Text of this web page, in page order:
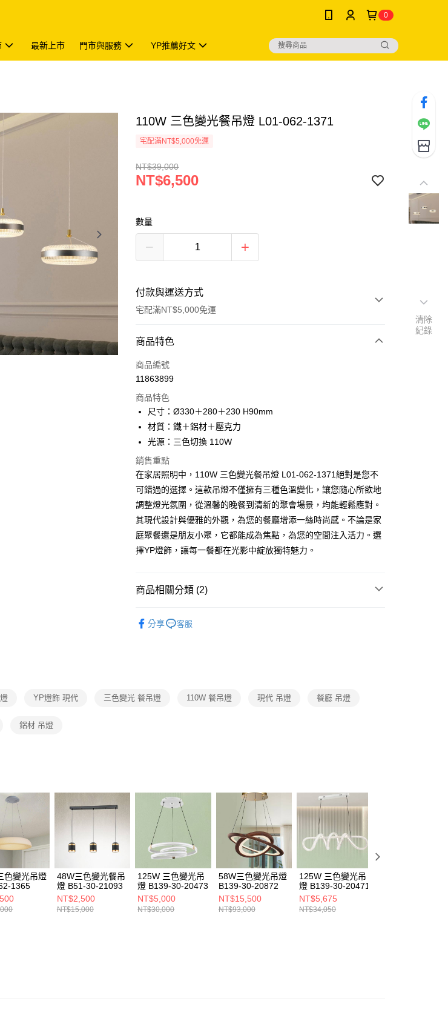
0
最新上市 門市與服務 YP推薦好文
110W 三色變光餐吊燈 L01-062-1371
宅配滿NT$5,000免運
NT$39,000
NT$6,500
數量
付款與運送方式
宅配滿NT$5,000免運
付款方式
信用卡一次付款
Apple Pay
街口支付
Google Pay
AFTEE先享後付
相關說明
【關於「AFTEE先享後付」】
AFTEE先享後付是「在收到商品之後才付款」的支付方式。 讓您購物簡單
２．便利：只要手機號碼，簡訊認證，即可結帳。
【「AFTEE先享後付」結帳流程】
絡購買商品的店家。未經商家同意取消之訂單仍視為有效，需透過AFTEE
求債權轉讓予恩沛科技股份有限公司。
２．關於個人資料處理事宜，請瀏覽以下網址：
https://aftee.tw/terms/#terms3
３．未成年的使用者請事先徵得法定代理人或監護人之同意方可使用
「AFTEE先享後付」，若未經同意申辦者引起之損失，本公司不負相關責
任。
４．使用「AFTEE先享後付」時，將依據個別帳號之用戶狀況，依本公司
即時審查核予不同之上限額度；若仍有額度不足之情形，本公司將視審查
結果請求用戶進行身份認證。
５．嚴禁一人註冊多個帳號或使用他人資訊註冊。若發現惡意使用之情
形，恩沛科技股份有限公司將有權停止該用戶之使用額度並採取法律行
ATM付款
運送方式
新竹貨運宅配
商品特色
商品編號
11863899
商品特色
尺寸：Ø330＋280＋230 H90mm
材質：鐵＋鋁材＋壓克力
光源：三色切換 110W
銷售重點
在家居照明中，110W 三色變光餐吊燈 L01-062-1371絕對是您不
可錯過的選擇。這款吊燈不僅擁有三種色溫變化，讓您隨心所欲地
調整燈光氛圍，從溫馨的晚餐到清新的聚會場景，均能輕鬆應對。
其現代設計與優雅的外觀，為您的餐廳增添一絲時尚感。不論是家
庭聚餐還是朋友小聚，它都能成為焦點，為您的空間注入活力。選
擇YP燈飾，讓每一餐都在光影中綻放獨特魅力。
商品相關分類 (2)
分享 客服
YP燈飾 現代 三色變光 餐吊燈 110W 餐吊燈 現代 吊燈 餐廳 吊燈
鋁材 吊燈
色變光吊燈
1365
48W三色變光餐吊
燈 B51-30-21093
NT$2,500
NT$15,000
125W 三色變光吊
燈 B139-30-20473
NT$5,000
NT$30,000
58W三色變光吊燈
B139-30-20872
NT$15,500
NT$93,000
125W 三色變光吊
燈 B139-30-20471
NT$5,675
NT$34,050
清除
紀錄